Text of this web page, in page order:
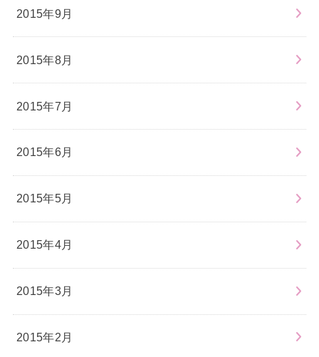
2015年9月
2015年8月
2015年7月
2015年6月
2015年5月
2015年4月
2015年3月
2015年2月